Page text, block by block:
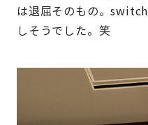
は退屈そのもの。switch
しそうでした。笑